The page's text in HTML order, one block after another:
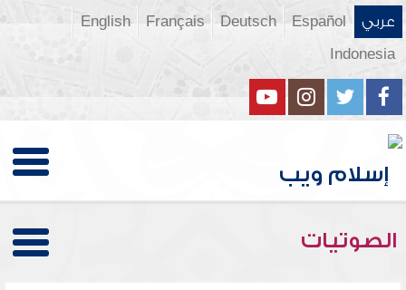
عربي Español
Deutsch
Français
English
Indonesia
الصوتيات